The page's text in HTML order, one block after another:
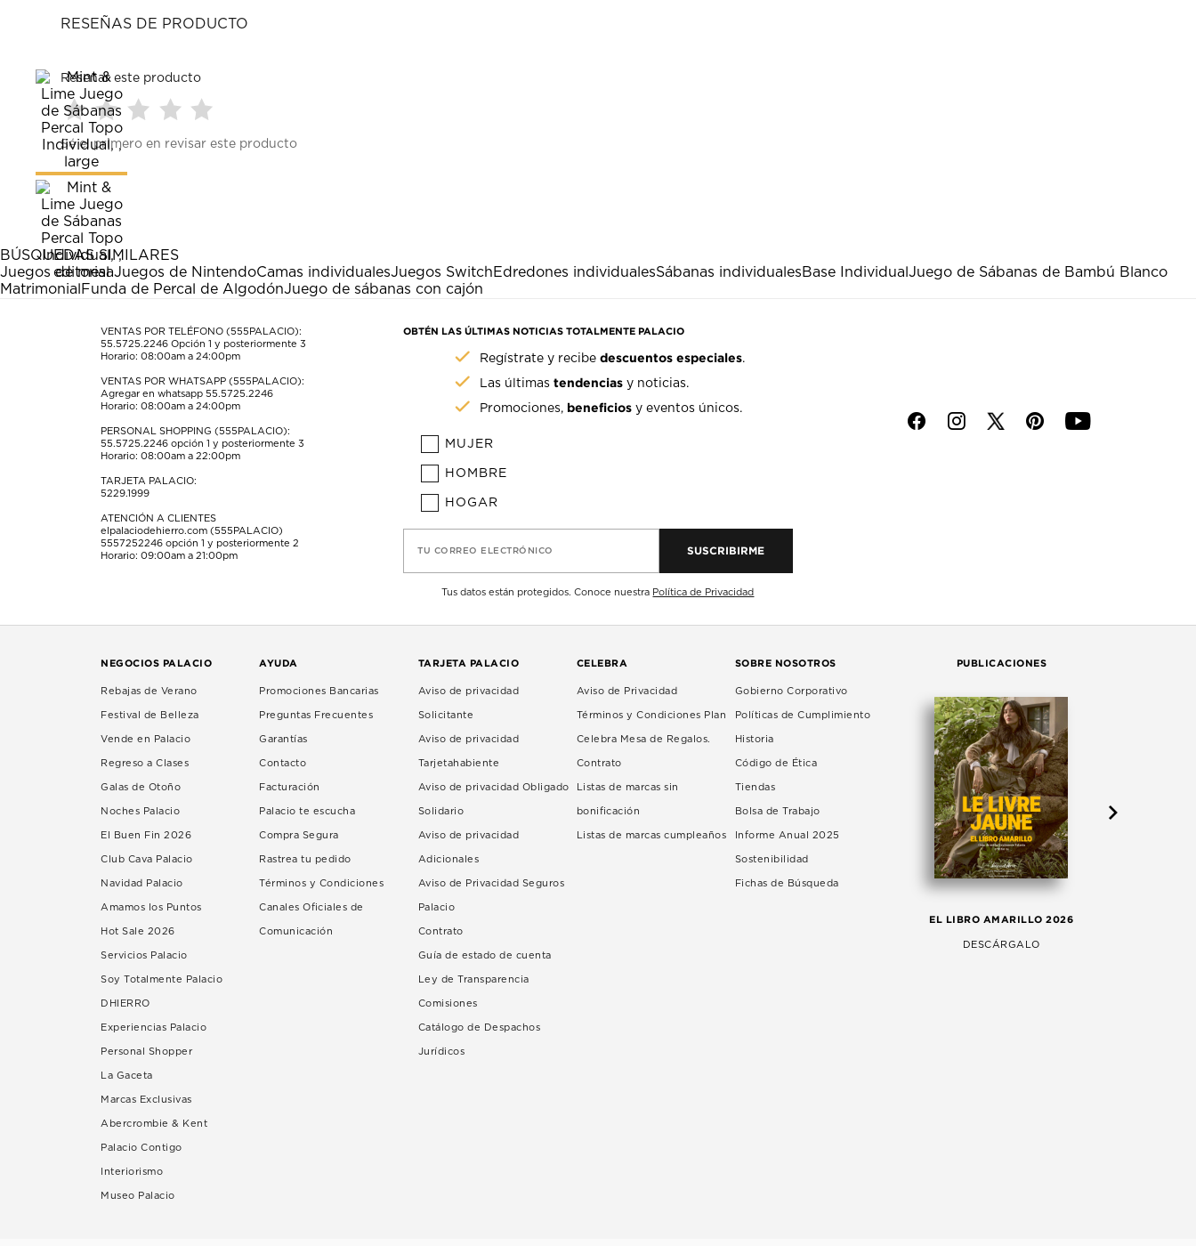
RESEÑAS DE PRODUCTO
Reseñar este producto
Seleccionar
para
calificar
el
artículo
con
1
estrella
Esta
acción
abrirá
formulario
Seleccionar
para
calificar
el
artículo
con
2
estrellas.
Esta
acción
abrirá
formulario
de
para
el
estrellas.
Esta
acción
abrirá
formulario
de
para
estrellas.
Esta
acción
abrirá
formulario
de
para
Esta
acción
abrirá
formulario
de
envío.
Sé el primero en revisar este producto
BÚSQUEDAS SIMILARES
Juegos de mesaJuegos de NintendoCamas individualesJuegos SwitchEdredones individualesSábanas individualesBase Individual Juego de Sábanas de Bambú Blanco
Matrimonial Funda de Percal de AlgodónJuego de sábanas con cajón
VENTAS POR TELÉFONO (555PALACIO):
55.5725.2246 Opción 1 y posteriormente 3
Horario: 08:00am a 24:00pm
VENTAS POR WHATSAPP (555PALACIO):
Agregar en whatsapp 55.5725.2246
Horario: 08:00am a 24:00pm
PERSONAL SHOPPING (555PALACIO):
55.5725.2246 opción 1 y posteriormente 3
Horario: 08:00am a 22:00pm
TARJETA PALACIO:
5229.1999
ATENCIÓN A CLIENTES
elpalaciodehierro.com (555PALACIO)
5557252246 opción 1 y posteriormente 2
Horario: 09:00am a 21:00pm
OBTÉN LAS ÚLTIMAS NOTICIAS TOTALMENTE PALACIO
Regístrate y recibedescuentos especiales.
Las últimastendencias y noticias.
Promociones, beneficios y eventos únicos.
MUJER
HOMBRE
HOGAR
TU CORREO ELECTRÓNICO SUSCRIBIRME
Tus datos están protegidos. Conoce nuestra Política de Privacidad
f i p y
NEGOCIOS PALACIO
Rebajas de Verano
Festival de Belleza
Vende en Palacio
Regreso a Clases
Galas de Otoño
Noches Palacio
El Buen Fin 2026
Club Cava Palacio
Navidad Palacio
Amamos los Puntos
Hot Sale 2026
Servicios Palacio
Soy Totalmente Palacio
DHIERRO
Experiencias Palacio
Personal Shopper
La Gaceta
Marcas Exclusivas
Abercrombie & Kent
Palacio Contigo
Interiorismo
Museo Palacio
AYUDA
Promociones Bancarias
Preguntas Frecuentes
Garantías
Contacto
Facturación
Palacio te escucha
Compra Segura
Rastrea tu pedido
Términos y Condiciones
Canales Oficiales de
Comunicación
TARJETA PALACIO
Aviso de privacidad
Solicitante
Aviso de privacidad
Tarjetahabiente
Aviso de privacidad Obligado
Solidario
Aviso de privacidad
Adicionales
Aviso de Privacidad Seguros
Palacio
Contrato
Guía de estado de cuenta
Ley de Transparencia
Comisiones
Catálogo de Despachos
Jurídicos
CELEBRA
Aviso de Privacidad
Términos y Condiciones Plan
Celebra Mesa de Regalos.
Contrato
Listas de marcas sin
bonificación
Listas de marcas cumpleaños
SOBRE NOSOTROS
Gobierno Corporativo
Políticas de Cumplimiento
Historia
Código de Ética
Tiendas
Bolsa de Trabajo
Informe Anual 2025
Sostenibilidad
Fichas de Búsqueda
PUBLICACIONES
EL LIBRO AMARILLO 2026
DESCÁRGALO